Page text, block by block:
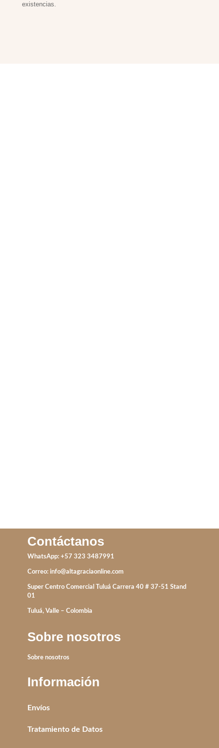
existencias.
Contáctanos
WhatsApp: +57 323 3487991
Correo: info@altagraciaonline.com
Super Centro Comercial Tuluá Carrera 40 # 37-51 Stand
01
Tuluá, Valle – Colombia
Sobre nosotros
Sobre nosotros
Información
Envíos
Tratamiento de Datos